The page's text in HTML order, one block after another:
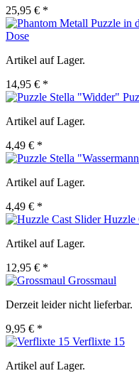
25,95 € *
Dose
Artikel auf Lager.
14,95 € *
Artikel auf Lager.
4,49 € *
Artikel auf Lager.
4,49 € *
Huzzle
Artikel auf Lager.
12,95 € *
Grossmaul
Derzeit leider nicht lieferbar.
9,95 € *
Verflixte 15
Artikel auf Lager.